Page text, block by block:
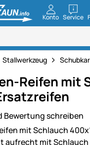
Konto Service
Hof
Stallwerkzeug
Reifen mit
Bewertung schreiben